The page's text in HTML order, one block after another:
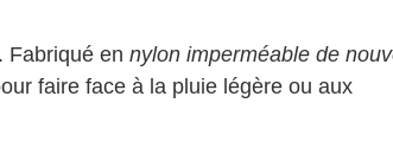
. Fabriqué en nylon imperméable de
faire face à la pluie légère ou aux